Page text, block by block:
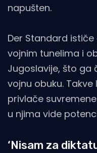
napušten.
Der Standard
vojnim tunelima i
Jugoslavije, što ga
vojnu obuku.
privlače
u njima vide
‘Nisam za